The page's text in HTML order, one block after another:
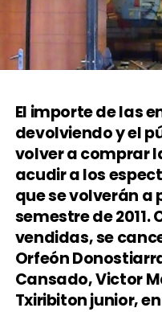
El importe de las
devolviendo y el
volver a comprar
acudir a los
que se volverán a
semestre de
vendidas, se
Orfeón
Cansado, Victor
Txiribiton junior,